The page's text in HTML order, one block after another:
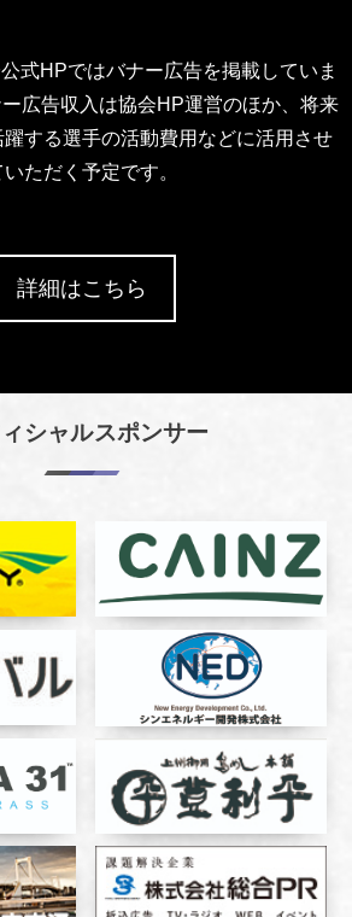
式HPではバナー広告を掲載していま
広告収入は協会HP運営のほか、将来
する選手の活動費用などに活用させ
いただく予定です。
詳細はこちら
シャルスポンサー